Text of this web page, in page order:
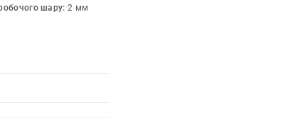
(життєвий
EPD №S-P-
CCI1-EN зі
шару: 2 мм